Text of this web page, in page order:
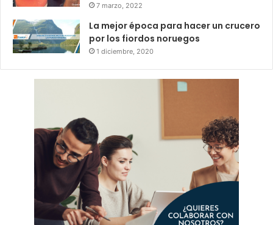
7 marzo, 2022
La mejor época para hacer un crucero
por los fiordos noruegos
1 diciembre, 2020